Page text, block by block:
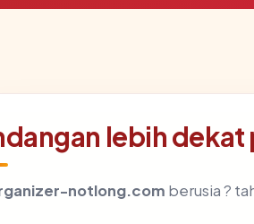
lebih
notlong.com berusia ?